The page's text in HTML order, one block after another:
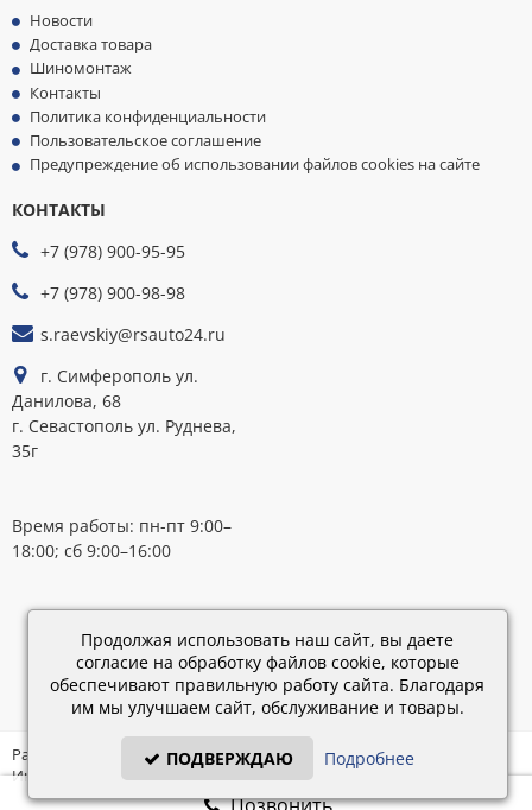
Новости
Доставка товара
Шиномонтаж
Контакты
Политика конфиденциальности
Пользовательское соглашение
Предупреждение об использовании файлов cookies на сайте
КОНТАКТЫ
+7 (978) 900-95-95
+7 (978) 900-98-98
s.raevskiy@rsauto24.ru
г. Симферополь ул.
Данилова, 68
г. Севастополь ул. Руднева,
35г
Время работы: пн-пт 9:00–
18:00; сб 9:00–16:00
Каталог
28.02.2019
15:45
Разработка: «IT - Консультант» ©
Интернет-магазин на платформе «Электронный заказ» ©
Продолжая использовать наш сайт, вы даете
согласие на обработку файлов cookie, которые
обеспечивают правильную работу сайта. Благодаря
им мы улучшаем сайт, обслуживание и товары.
ПОДВЕРЖДАЮ Подробнее